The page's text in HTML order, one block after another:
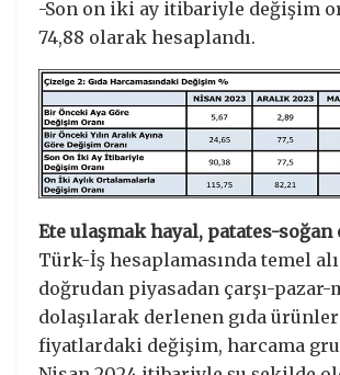
-Son on iki ay itibariyle değişim
74,88 olarak hesaplandı.
Ete ulaşmak hayal, patates-soğan
Türk-İş hesaplamasında temel
doğrudan piyasadan çarşı-pazar-
dolaşılarak derlenen gıda
fiyatlardaki değişim, harcama